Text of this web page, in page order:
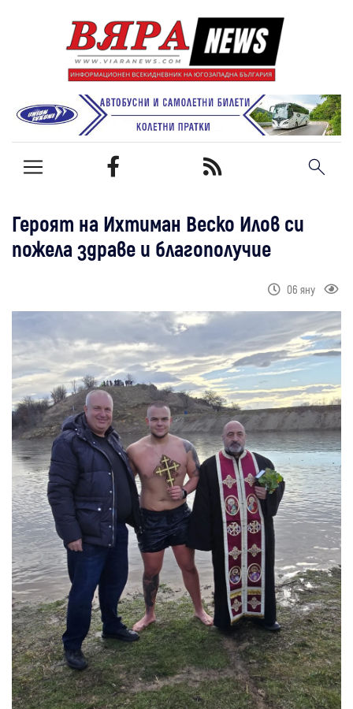
Героят на Ихтиман Веско Илов си
пожела здраве и благополучие
06 яну